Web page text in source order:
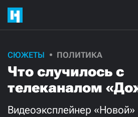
СЮЖЕТЫ ПОЛИТИКА
Что случилось с
телеканалом
Видеоэксплейнер «Новой»